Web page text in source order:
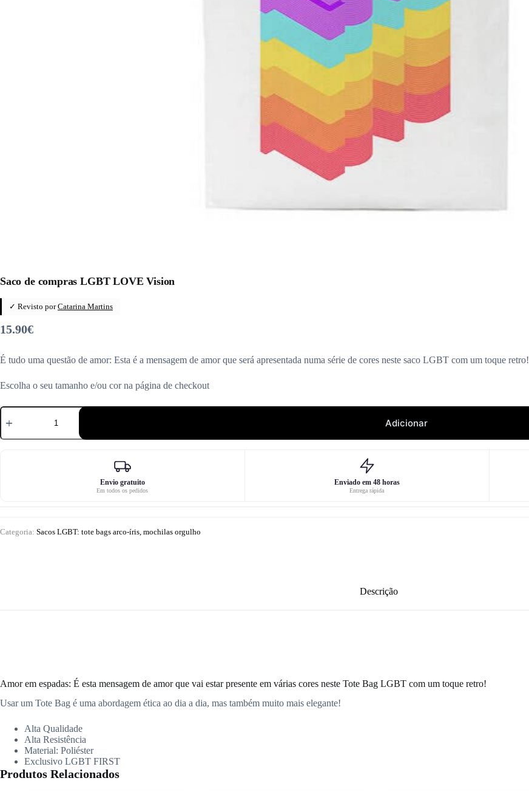
Saco de compras LGBT LOVE Vision
✓ Revisto porCatarina Martins
15.90€
É tudo uma questão de amor: Esta é a mensagem de amor que será apresentada numa série de cores neste saco LGBT com um toque retro!
Escolha o seu tamanho e/ou cor na página de checkout
Quantidade
de
de
Adicionar
Envio gratuito
Em todos os pedidos
Enviado em 48 horas
Entrega rápida
Categoria: Sacos LGBT: tote bags arco-íris, mochilas orgulho
Descrição
Amor em espadas: É esta mensagem de amor que vai estar presente em várias cores neste Tote Bag LGBT com um toque retro!
Usar um Tote Bag é uma abordagem ética ao dia a dia, mas também muito mais elegante!
Alta Qualidade
Alta Resistência
Material: Poliéster
Exclusivo LGBT FIRST
Produtos Relacionados